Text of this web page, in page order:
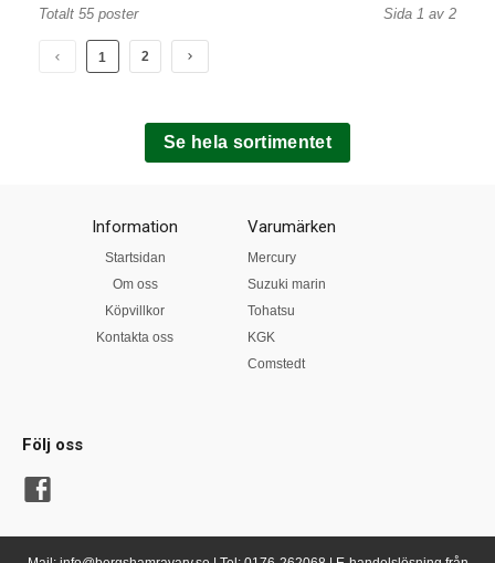
Totalt 55 poster Sida 1 av 2
1 2
Se hela sortimentet
Information
Startsidan
Om oss
Köpvillkor
Kontakta oss
Varumärken
Mercury
Suzuki marin
Tohatsu
KGK
Comstedt
Följ oss